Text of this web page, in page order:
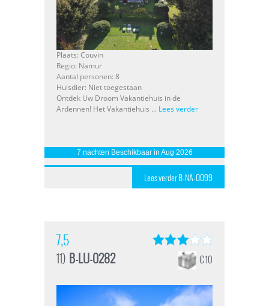
Plaats: Couvin
Regio: Namur
Aantal personen: 8
Huisdier: Niet toegestaan
Ontdek Uw Droom Vakantiehuis in de
Ardennen! Het Vakantiehuis ... Lees verder
7 nachten Beschikbaar in Aug 2026
Lees verder B-NA-0099
7,5
11) B-LU-0282 € 10